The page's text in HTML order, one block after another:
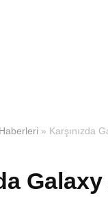
» Karşınızda